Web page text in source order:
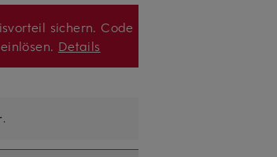
sichern. Code
Details
.